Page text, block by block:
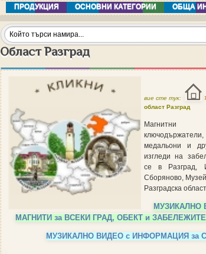
ПРОДУКЦИЯ ОСНОВНИ КАТЕГОРИИ ОБЩА
Област Разград
вие сте тук:
област Разград
Магнитни
медальони и
изгледи на
се в Разград,
Сборяново,
Разградска област.
МУЗИКАЛНО
МАГНИТИ за ВСЕКИ ГРАД, ОБЕКТ и
МУЗИКАЛНО ВИДЕО с ИНФОРМАЦИЯ за